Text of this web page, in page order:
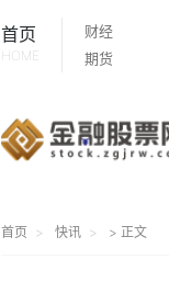
首页
HOME
财经
期货
首页 快讯 > 正文